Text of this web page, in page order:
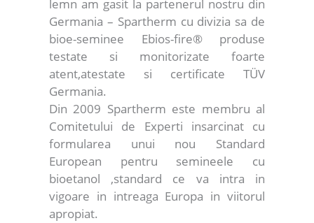
lemn am gasit la partenerul nostru din
Germania – Spartherm cu divizia sa de
bioe-seminee Ebios-fire® produse
testate si monitorizate foarte
atent,atestate si certificate TÜV
Germania.
Din 2009 Spartherm este membru al
Comitetului de Experti insarcinat cu
formularea unui nou Standard
European pentru semineele cu
bioetanol ,standard ce va intra in
vigoare in intreaga Europa in viitorul
apropiat.